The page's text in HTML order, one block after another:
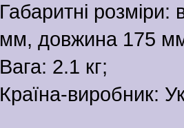
Габаритні
мм, довжина 175
Вага: 2.1 кг;
Країна-виробник: